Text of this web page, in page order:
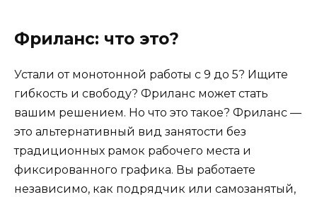
Фриланс: что это?
Устали от монотонной работы с 9 до 5? Ищите
гибкость и свободу? Фриланс может стать
вашим решением. Но что это такое? Фриланс —
это альтернативный вид занятости без
традиционных рамок рабочего места и
фиксированного графика. Вы работаете
независимо, как подрядчик или самозанятый,